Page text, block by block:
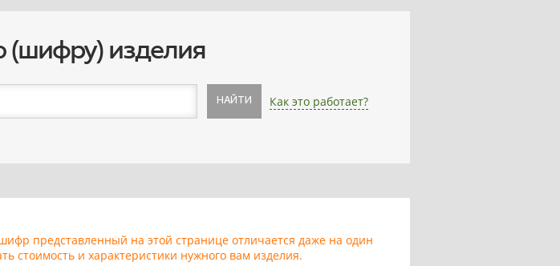
(шифру) изделия
НАЙТИ Как это работает?
представленный на этой странице отличается даже на один
стоимость и характеристики нужного вам изделия.